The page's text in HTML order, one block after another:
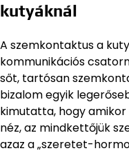
kutyáknál
A szemkontaktus a
kommunikációs
sőt, tartósan
bizalom egyik
kimutatta, hogy amikor
néz, az mindkettőjük
azaz a „szeretet-